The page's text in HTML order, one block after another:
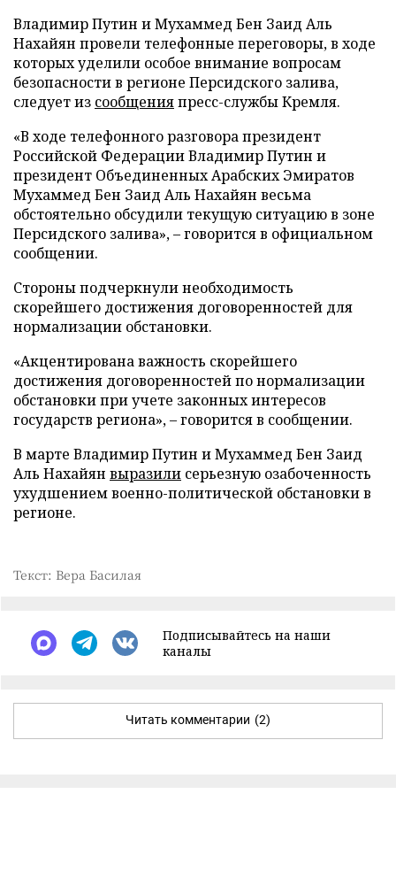
Владимир Путин и Мухаммед Бен Заид Аль
Нахайян провели телефонные переговоры, в ходе
которых уделили особое внимание вопросам
безопасности в регионе Персидского залива,
следует из сообщенияпресс-службы Кремля.
«В ходе телефонного разговора президент
Российской Федерации Владимир Путин и
президент Объединенных Арабских Эмиратов
Мухаммед Бен Заид Аль Нахайян весьма
обстоятельно обсудили текущую ситуацию в зоне
Персидского залива», – говорится в официальном
сообщении.
Стороны подчеркнули необходимость
скорейшего достижения договоренностей для
нормализации обстановки.
«Акцентирована важность скорейшего
достижения договоренностей по нормализации
обстановки при учете законных интересов
государств региона», – говорится в сообщении.
В марте Владимир Путин и Мухаммед Бен Заид
Аль Нахайян выразили серьезную озабоченность
ухудшением военно-политической обстановки в
регионе.
Текст: Вера Басилая
Подписывайтесь на наши
каналы
Читать комментарии (2)